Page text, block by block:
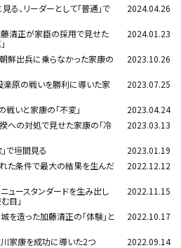
る、リーダーとして「普通」で
2024.04.26
清正が家臣の採用で見せた
2024.01.23
朝鮮出兵に乗らなかった家康の
2023.10.26
楽原の戦いを勝利に導いた家
2023.07.25
戦いと家康の「不変」
2023.04.24
揆への対処で見せた家康の「冷
2023.03.13
で垣間見る
2023.01.19
た条件で最大の結果を生んだ
2022.12.12
ースタンダードを生み出し
目」
2022.11.15
造った加藤清正の「体験」と
2022.10.17
家康を成功に導いた2つ
2022.09.14